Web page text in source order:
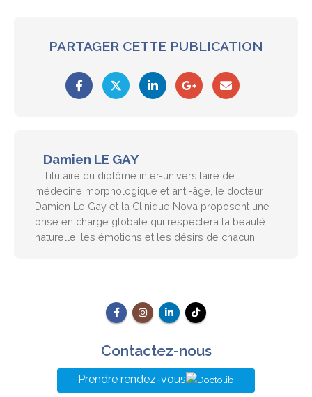
PARTAGER CETTE PUBLICATION
Damien LE GAY
Titulaire du diplôme inter-universitaire de
médecine morphologique et anti-âge, le docteur
Damien Le Gay et la Clinique Nova proposent une
prise en charge globale qui respectera la beauté
naturelle, les émotions et les désirs de chacun.
Contactez-nous
Prendre rendez-vous